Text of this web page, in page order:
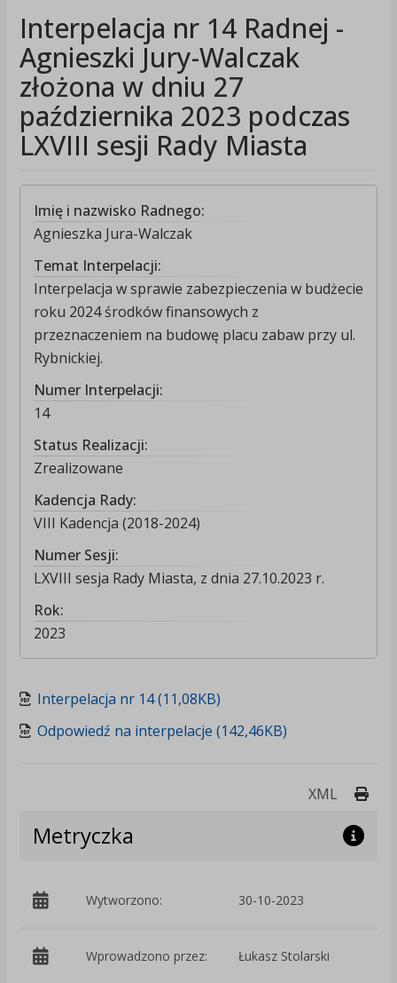
Interpelacja nr 14 Radnej -
Agnieszki Jury-Walczak
złożona w dniu 27
października 2023 podczas
LXVIII sesji Rady Miasta
Imię i nazwisko Radnego:
Agnieszka Jura-Walczak
Temat Interpelacji:
Interpelacja w sprawie zabezpieczenia w budżecie
roku 2024 środków finansowych z
przeznaczeniem na budowę placu zabaw przy ul.
Rybnickiej.
Numer Interpelacji:
14
Status Realizacji:
Zrealizowane
Kadencja Rady:
VIII Kadencja (2018-2024)
Numer Sesji:
LXVIII sesja Rady Miasta, z dnia 27.10.2023 r.
Rok:
2023
Interpelacja nr 14 (11,08KB)
Odpowiedź na interpelacje (142,46KB)
XML
Metryczka
Wytworzono: 30-10-2023
Wprowadzono przez: Łukasz Stolarski